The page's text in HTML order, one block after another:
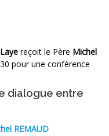
reçoit le Père Michel
pour une conférence
dialogue entre
REMAUD